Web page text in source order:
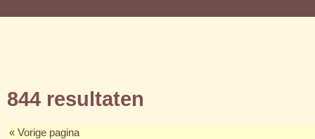
844 resultaten
« Vorige pagina